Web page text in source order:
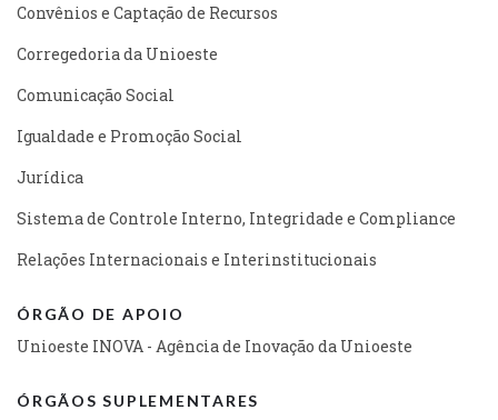
Convênios e Captação de Recursos
Corregedoria da Unioeste
Comunicação Social
Igualdade e Promoção Social
Jurídica
Sistema de Controle Interno, Integridade e Compliance
Relações Internacionais e Interinstitucionais
ÓRGÃO DE APOIO
Unioeste INOVA - Agência de Inovação da Unioeste
ÓRGÃOS SUPLEMENTARES